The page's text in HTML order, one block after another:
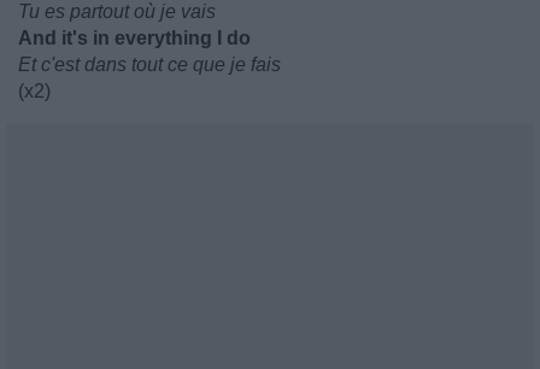
Tu es partout où je vais
And it's in everything I do
Et c'est dans tout ce que je fais
(x2)